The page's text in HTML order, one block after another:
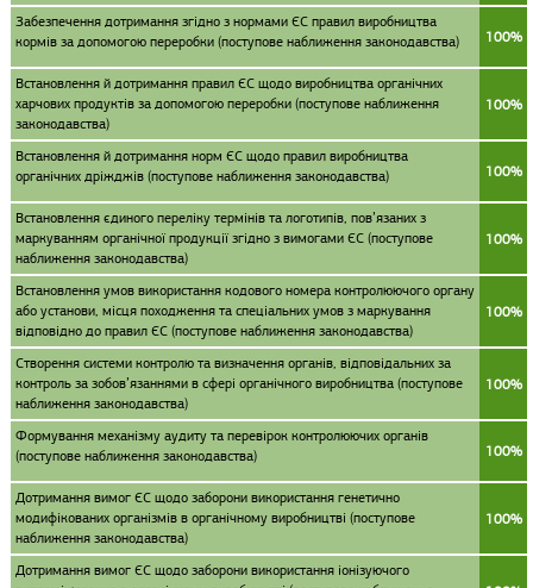
Забезпечення дотримання згідно з нормами ЄС правил виробництва
кормів за допомогою переробки (поступове наближення законодавства)
100%
Встановлення й дотримання правил ЄС щодо виробництва органічних
харчових продуктів за допомогою переробки (поступове наближення
законодавства)
100%
Встановлення й дотримання норм ЄС щодо правил виробництва
органічних дріжджів (поступове наближення законодавства)
100%
Встановлення єдиного переліку термінів та логотипів, пов’язаних з
маркуванням органічної продукції згідно з вимогами ЄС (поступове
наближення законодавства)
100%
Встановлення умов використання кодового номера контролюючого органу
або установи, місця походження та спеціальних умов з маркування
відповідно до правил ЄС (поступове наближення законодавства)
100%
Створення системи контролю та визначення органів, відповідальних за
контроль за зобов’язаннями в сфері органічного виробництва (поступове
наближення законодавства)
100%
Формування механізму аудиту та перевірок контролюючих органів
(поступове наближення законодавства)
100%
Дотримання вимог ЄС щодо заборони використання генетично
модифікованих організмів в органічному виробництві (поступове
наближення законодавства)
100%
Дотримання вимог ЄС щодо заборони використання іонізуючого